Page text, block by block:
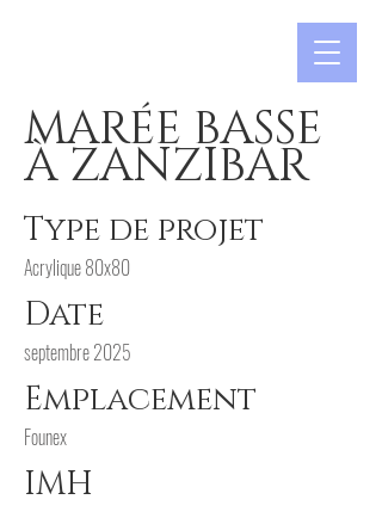
MARÉE BASSE
À ZANZIBAR
Type de projet
Acrylique 80x80
Date
septembre 2025
Emplacement
Founex
IMH